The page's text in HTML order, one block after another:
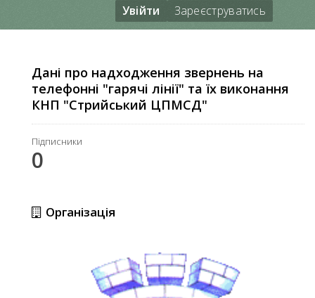
Увійти Зареєструватись
Дані про надходження звернень на
телефонні "гарячі лінії" та їх виконання
КНП "Стрийський ЦПМСД"
Підписники
0
Організація